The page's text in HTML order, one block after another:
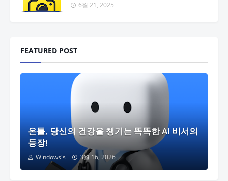
6월 21, 2025
FEATURED POST
온톨, 당신의 건강을 챙기는 똑똑한 AI 비서의
등장!
Windows's 3월 16, 2026